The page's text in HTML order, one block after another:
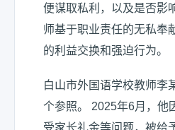
便谋取私利，以及是否影
师基于职业责任的无私奉
的利益交换和强迫行为。
白山市外国语学校教师李
个参照。 2025年6月，他